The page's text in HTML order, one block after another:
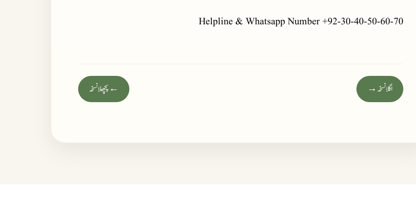
Helpline & Whatsapp Number +92-30-40-50-60-70
← پچھلا نسخہ اگلا نسخہ →